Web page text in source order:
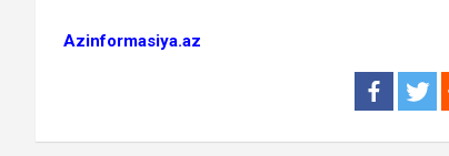
Azinformasiya.az